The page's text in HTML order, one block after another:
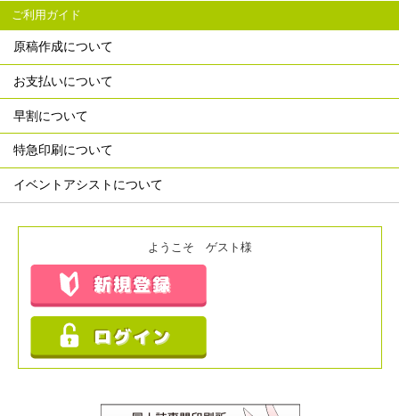
ご利用ガイド
原稿作成について
お支払いについて
早割について
特急印刷について
イベントアシストについて
ようこそ ゲスト様